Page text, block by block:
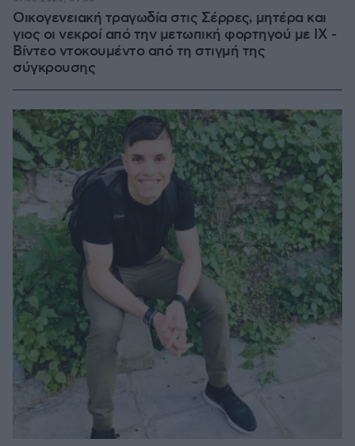
Οικογενειακή τραγωδία στις Σέρρες, μητέρα και
γιος οι νεκροί από την μετωπική φορτηγού με ΙΧ -
Βίντεο ντοκουμέντο από τη στιγμή της
σύγκρουσης